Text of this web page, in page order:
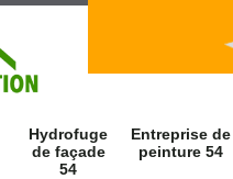
Hydrofuge
de façade
54
Entreprise de
peinture 54